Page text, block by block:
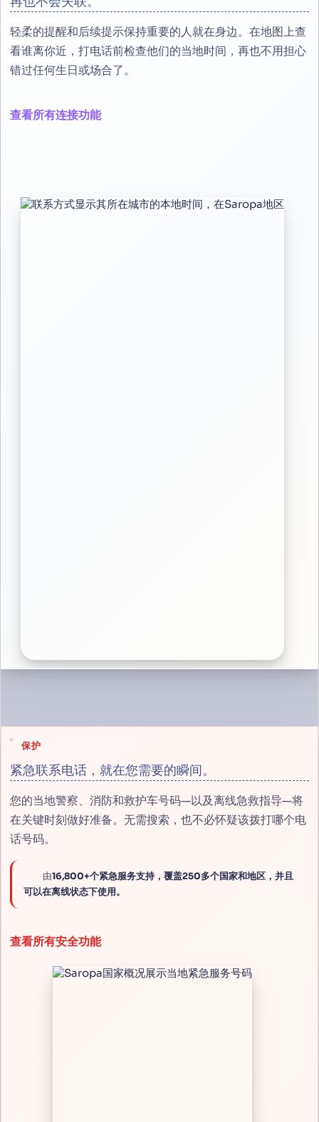
轻柔的提醒和后续提示保持重要的人就在身边。在地图上查
看谁离你近，打电话前检查他们的当地时间，再也不用担心
错过任何生日或场合了。
查看所有连接功能
保护
紧急联系电话，就在您需要的瞬间。
您的当地警察、消防和救护车号码—以及离线急救指导—将
在关键时刻做好准备。无需搜索，也不必怀疑该拨打哪个电
话号码。
由16,800+个紧急服务支持，覆盖250多个国家和地区，并且
可以在离线状态下使用。
查看所有安全功能